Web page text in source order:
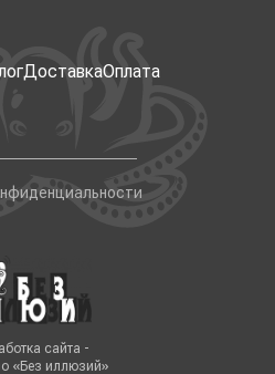
ДоставкаОплата
сайта -
«Без иллюзий»